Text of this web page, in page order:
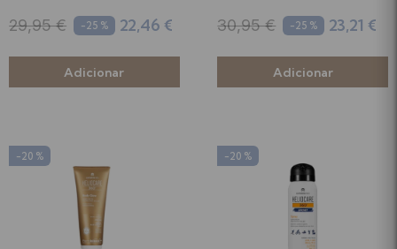
29,95 € -25 % 22,46 € 30,95 € -25 % 23,21 €
-20 % -20 %